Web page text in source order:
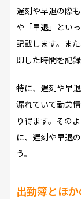
遅刻や早退の際
や「早退」とい
記載します。ま
即した時間を記
特に、遅刻や早
漏れていて勤怠
り得ます。その
に、遅刻や早退
う。
出勤簿とほ